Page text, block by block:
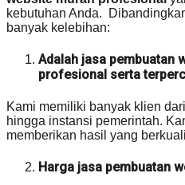
kebutuhan Anda.
banyak kelebihan:
Adalah jasa pembuatan
profesional serta
Kami memiliki banyak klien
hingga instansi pemerintah.
memberikan hasil yang
Harga jasa pembuatan